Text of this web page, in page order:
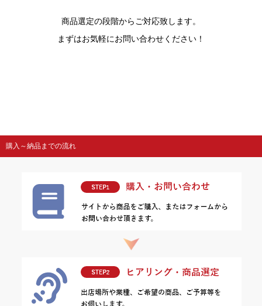
商品選定の段階からご対応致します。
まずはお気軽にお問い合わせください！
購入～納品までの流れ